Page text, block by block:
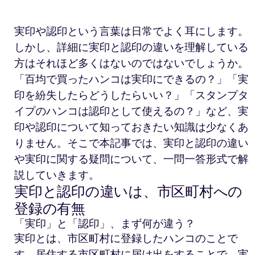
実印や認印という言葉は日常でよく耳にします。
しかし、詳細に実印と認印の違いを理解している
方はそれほど多くはないのではないでしょうか。
「百均で買ったハンコは実印にできるの？」「実
印を紛失したらどうしたらいい？」「スタンプタ
イプのハンコは認印として使えるの？」など、実
印や認印について知っておきたい知識は少なくあ
りません。そこで本記事では、実印と認印の違い
や実印に関する疑問について、一問一答形式で解
説していきます。
実印と認印の違いは、市区町村への
登録の有無
「実印」と「認印」、まず何が違う？
実印とは、市区町村に登録したハンコのことで